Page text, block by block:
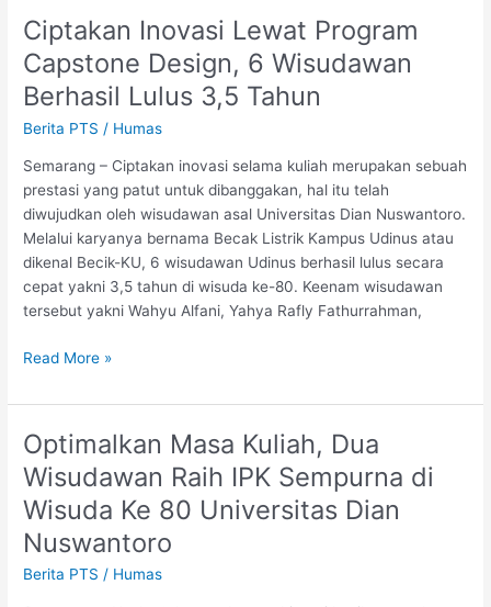
Ciptakan Inovasi Lewat Program
Capstone Design, 6 Wisudawan
Berhasil Lulus 3,5 Tahun
Berita PTS / Humas
Semarang – Ciptakan inovasi selama kuliah merupakan sebuah
prestasi yang patut untuk dibanggakan, hal itu telah
diwujudkan oleh wisudawan asal Universitas Dian Nuswantoro.
Melalui karyanya bernama Becak Listrik Kampus Udinus atau
dikenal Becik-KU, 6 wisudawan Udinus berhasil lulus secara
cepat yakni 3,5 tahun di wisuda ke-80. Keenam wisudawan
tersebut yakni Wahyu Alfani, Yahya Rafly Fathurrahman,
Ciptakan
Inovasi
Lewat
Program
Capstone
6
Wisudawan
Berhasil
Lulus
3,5
Tahun
Read More »
Optimalkan Masa Kuliah, Dua
Wisudawan Raih IPK Sempurna di
Wisuda Ke 80 Universitas Dian
Nuswantoro
Berita PTS / Humas
Optimalkan
Masa
Kuliah,
Dua
Wisudawan Raih
Sempurna